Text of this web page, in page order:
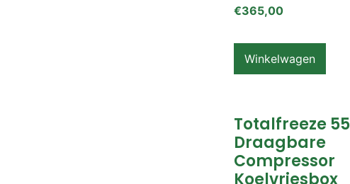
€365,00
Winkelwagen
Totalfreeze 55
Draagbare
Compressor
Koelvriesbox